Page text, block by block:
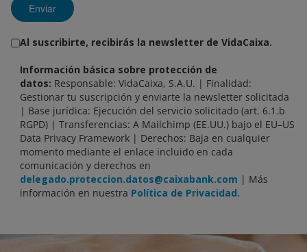
Enviar
Al suscribirte, recibirás la newsletter de VidaCaixa.
Información básica sobre protección de
datos: Responsable: VidaCaixa, S.A.U. | Finalidad:
Gestionar tu suscripción y enviarte la newsletter solicitada
| Base jurídica: Ejecución del servicio solicitado (art. 6.1.b
RGPD) | Transferencias: A Mailchimp (EE.UU.) bajo el EU–US
Data Privacy Framework | Derechos: Baja en cualquier
momento mediante el enlace incluido en cada
comunicación y derechos en
delegado.proteccion.datos@caixabank.com | Más
información en nuestra Política de Privacidad.